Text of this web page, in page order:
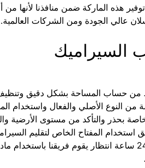
هذه الماركة ضمن منافذنا لأنها
عالي الجودة ومن الشركات العالمية.
السيراميك
من حساب المساحة بشكل دقيق
النوع الأصلي والفعال واستخدام
بحذر والتأكد من مستوى الأرضية
المفتاح الخاص لتقليم
وأخيرا التعبئة بعد 24 ساعة انتظار يقوم فريقنا